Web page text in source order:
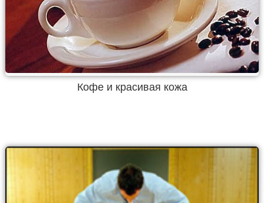
Кофе и красивая кожа